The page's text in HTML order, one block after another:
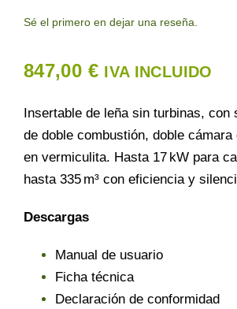
Sé el primero en dejar una reseña.
847,00 € IVA INCLUIDO
Insertable de leña sin turbinas, con
de doble combustión, doble cámara
en vermiculita. Hasta 17 kW para
hasta 335 m³ con eficiencia y
Descargas
Manual de usuario
Ficha técnica
Declaración de conformidad